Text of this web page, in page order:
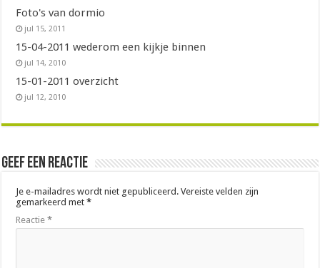
Foto's van dormio
jul 15, 2011
15-04-2011 wederom een kijkje binnen
jul 14, 2010
15-01-2011 overzicht
jul 12, 2010
Geef een reactie
Je e-mailadres wordt niet gepubliceerd. Vereiste velden zijn
gemarkeerd met*
Reactie*